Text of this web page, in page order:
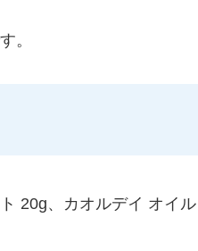
。
20g、カオルデイ オイル